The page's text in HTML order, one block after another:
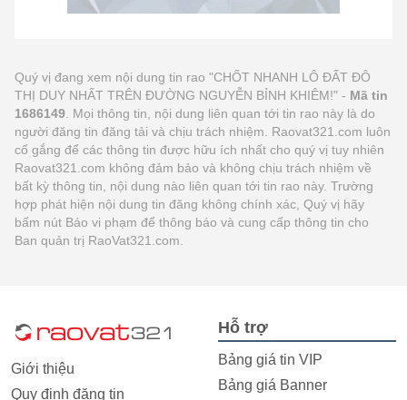
Quý vị đang xem nội dung tin rao "CHỐT NHANH LÔ ĐẤT ĐÔ
THỊ DUY NHẤT TRÊN ĐƯỜNG NGUYỄN BỈNH KHIÊM!" - Mã tin
1686149 . Mọi thông tin, nội dung liên quan tới tin rao này là do
người đăng tin đăng tải và chịu trách nhiệm. Raovat321.com luôn
cố gắng để các thông tin được hữu ích nhất cho quý vị tuy nhiên
Raovat321.com không đảm bảo và không chịu trách nhiệm về
bất kỳ thông tin, nội dung nào liên quan tới tin rao này. Trường
hợp phát hiện nội dung tin đăng không chính xác, Quý vị hãy
bấm nút Báo vi phạm để thông báo và cung cấp thông tin cho
Ban quản trị RaoVat321.com.
Giới thiệu
Quy định đăng tin
Hỗ trợ
Bảng giá tin VIP
Bảng giá Banner